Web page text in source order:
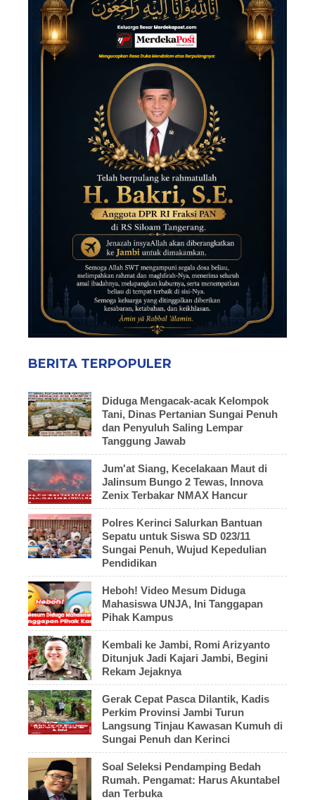
BERITA TERPOPULER
Diduga Mengacak-acak Kelompok
Tani, Dinas Pertanian Sungai Penuh
dan Penyuluh Saling Lempar
Tanggung Jawab
Jum'at Siang, Kecelakaan Maut di
Jalinsum Bungo 2 Tewas, Innova
Zenix Terbakar NMAX Hancur
Polres Kerinci Salurkan Bantuan
Sepatu untuk Siswa SD 023/11
Sungai Penuh, Wujud Kepedulian
Pendidikan
Heboh! Video Mesum Diduga
Mahasiswa UNJA, Ini Tanggapan
Pihak Kampus
Kembali ke Jambi, Romi Arizyanto
Ditunjuk Jadi Kajari Jambi, Begini
Rekam Jejaknya
Gerak Cepat Pasca Dilantik, Kadis
Perkim Provinsi Jambi Turun
Langsung Tinjau Kawasan Kumuh di
Sungai Penuh dan Kerinci
Soal Seleksi Pendamping Bedah
Rumah. Pengamat: Harus Akuntabel
dan Terbuka